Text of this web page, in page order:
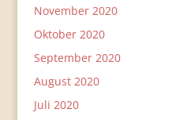
November 2020
Oktober 2020
September 2020
August 2020
Juli 2020